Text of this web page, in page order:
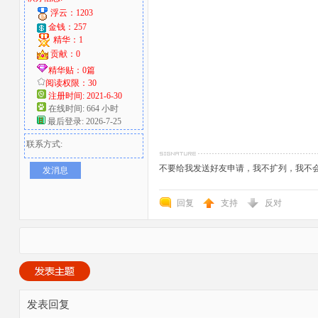
浮云：1203
金钱：257
精华：1
贡献：0
精华贴：0篇
阅读权限：30
注册时间: 2021-6-30
在线时间: 664 小时
最后登录: 2026-7-25
联系方式:
发消息 不要给我发送好友申请，我不扩列，我不
回复 支持 反对
发表回复